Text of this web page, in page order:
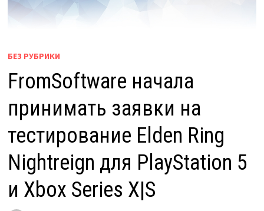
БЕЗ РУБРИКИ
FromSoftware начала
принимать заявки на
тестирование Elden Ring
Nightreign для PlayStation 5
и Xbox Series X|S